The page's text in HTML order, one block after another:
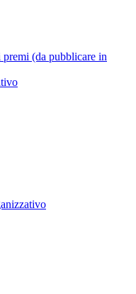
(da pubblicare in